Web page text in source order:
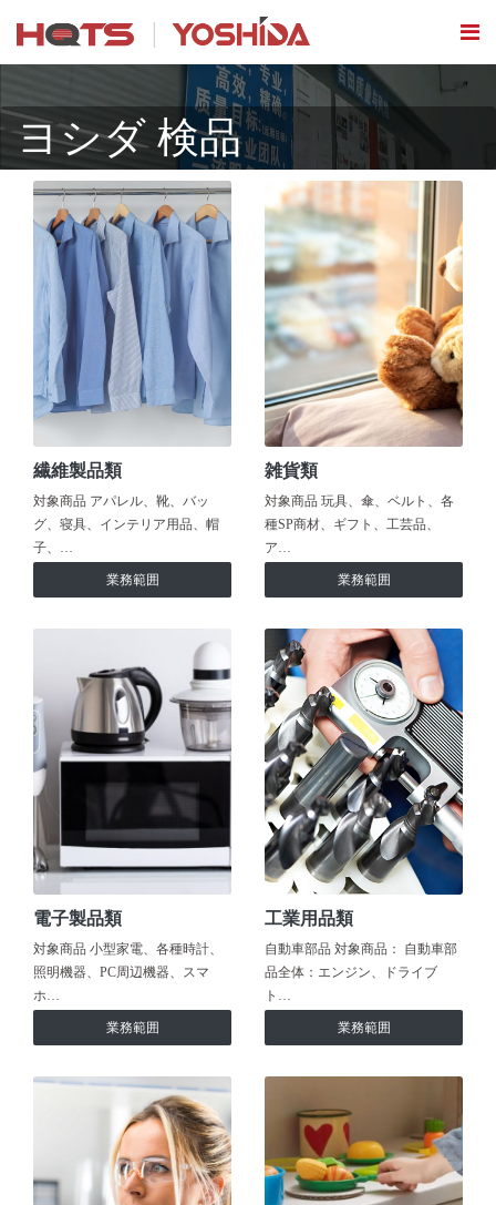
ヨシダ 検品
繊維製品類
対象商品 アパレル、靴、バッ
グ、寝具、インテリア用品、帽
子、…
業務範囲
雑貨類
対象商品 玩具、傘、ベルト、各
種SP商材、ギフト、工芸品、
ア…
業務範囲
電子製品類
対象商品 小型家電、各種時計、
照明機器、PC周辺機器、スマ
ホ…
業務範囲
工業用品類
自動車部品 対象商品： 自動車部
品全体：エンジン、ドライブ
ト…
業務範囲